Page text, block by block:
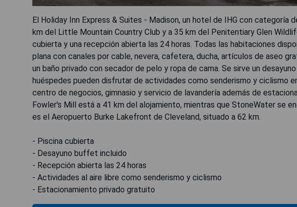
El Holiday Inn Express & Suites - Madison, un hotel de IHG con categoría
km del Little Mountain Country Club y a 35 km del Penitentiary Glen
cubierta y una recepción abierta las 24 horas. Todas las habitaciones
plana con canales por cable, nevera, cafetera, ducha, artículos de aseo
un baño privado con secador de pelo y ropa de cama. Se sirve un
huéspedes pueden disfrutar de actividades como senderismo y ciclismo
centro de negocios, gimnasio y servicio de lavandería además de
Fowler's Mill está a 41 km del alojamiento, mientras que StoneWater se
es el Aeropuerto Burke Lakefront de Cleveland, situado a 62 km.
- Piscina cubierta
- Desayuno buffet incluido
- Recepción abierta las 24 horas
- Actividades al aire libre como senderismo y ciclismo
- Estacionamiento privado gratuito